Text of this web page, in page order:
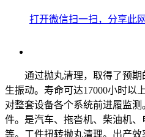
打开微信扫一扫，分享此
通过抛丸清理，取得了预期
生振动。寿命可达17000小时以
对整套设备各个系统前进履监
件。是汽车、拖沓机、柴油机
等。工件扭转抛丸清理。出产